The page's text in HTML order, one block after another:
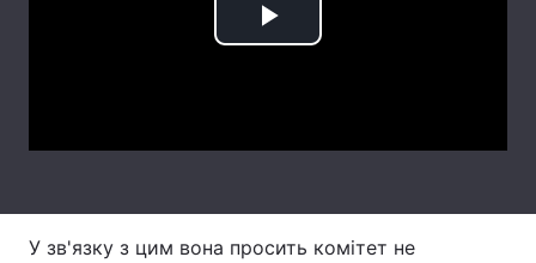
Play
У зв'язку з цим вона просить комітет не